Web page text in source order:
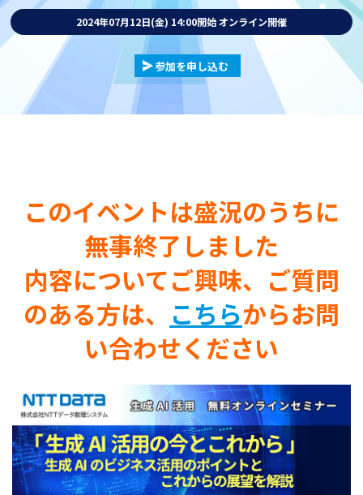
2024年07月12日(金) 14:00開始オンライン開催
参加を申し込む
このイベントは盛況のうちに
無事終了しました
内容についてご興味、ご質問
のある方は、 こちらからお問
い合わせください